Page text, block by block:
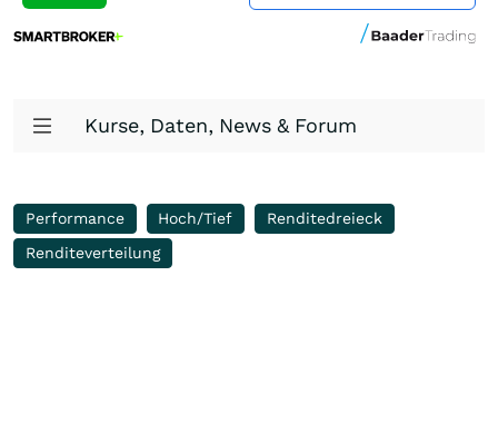
Kurse, Daten, News & Forum
Performance Hoch/Tief
Renditedreieck
Renditeverteilung